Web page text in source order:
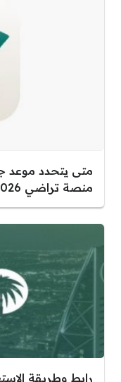
متى يتحدد موعد
منصة تراضي 2026
رابط وطريقة